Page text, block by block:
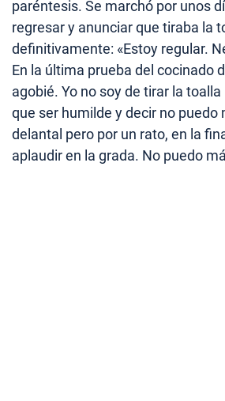
paréntesis. Se marchó por unos
regresar y anunciar que tiraba la
definitivamente: «Estoy regular.
En la última prueba del cocinado
agobié. Yo no soy de tirar la
que ser humilde y decir no puedo
delantal pero por un rato, en la
aplaudir en la grada. No puedo